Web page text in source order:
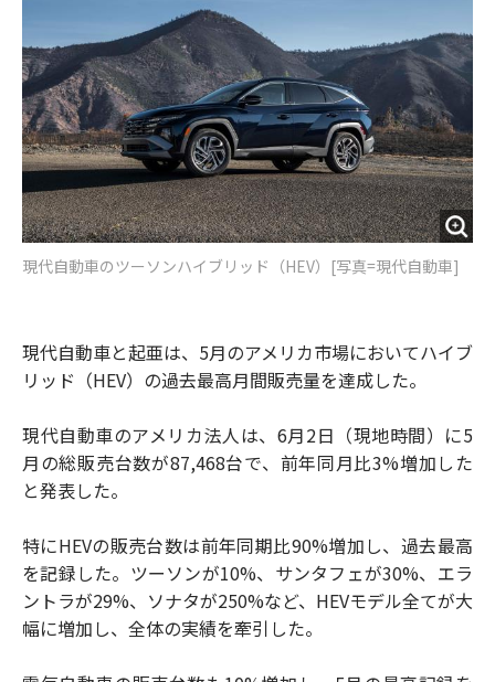
現代自動車のツーソンハイブリッド（HEV）[写真=現代自動車]
現代自動車と起亜は、5月のアメリカ市場においてハイブ
リッド（HEV）の過去最高月間販売量を達成した。
現代自動車のアメリカ法人は、6月2日（現地時間）に5
月の総販売台数が87,468台で、前年同月比3%増加した
と発表した。
特にHEVの販売台数は前年同期比90%増加し、過去最高
を記録した。ツーソンが10%、サンタフェが30%、エラ
ントラが29%、ソナタが250%など、HEVモデル全てが大
幅に増加し、全体の実績を牽引した。